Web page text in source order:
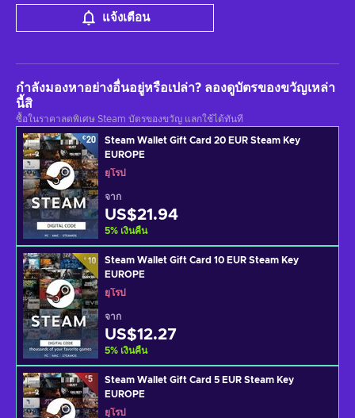
แจ้งเตือน
กำลังมองหาอย่างอื่นอยู่หรือเปล่า? ลองดูบัตรของขวัญเหล่า
นี้สิ
ซื้อในราคาลดพิเศษ Steam บัตรของขวัญ แลกใช้ได้ทันที
Steam Wallet Gift Card 20 EUR Steam Key
EUROPE
ยุโรป
จาก
US$21.94
5% เงินคืน
Steam Wallet Gift Card 10 EUR Steam Key
EUROPE
ยุโรป
จาก
US$12.27
5% เงินคืน
Steam Wallet Gift Card 5 EUR Steam Key
EUROPE
ยุโรป